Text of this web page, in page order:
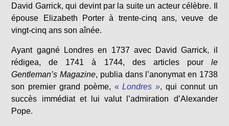
David Garrick, qui devint par la suite un acteur célèbre. Il
épouse Elizabeth Porter à trente-cinq ans, veuve de
vingt-cinq ans son aînée.
Ayant gagné Londres en 1737 avec David Garrick, il
rédigea, de 1741 à 1744, des articles pour le
Gentleman’s Magazine, publia dans l’anonymat en 1738
son premier grand poème, «Londres », qui connut un
succès immédiat et lui valut l’admiration d’Alexander
Pope.